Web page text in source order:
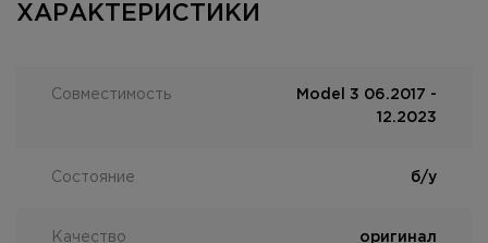
ХАРАКТЕРИСТИКИ
Совместимость
Model 3 06.2017 -
12.2023
Состояние б/у
Качество оригинал